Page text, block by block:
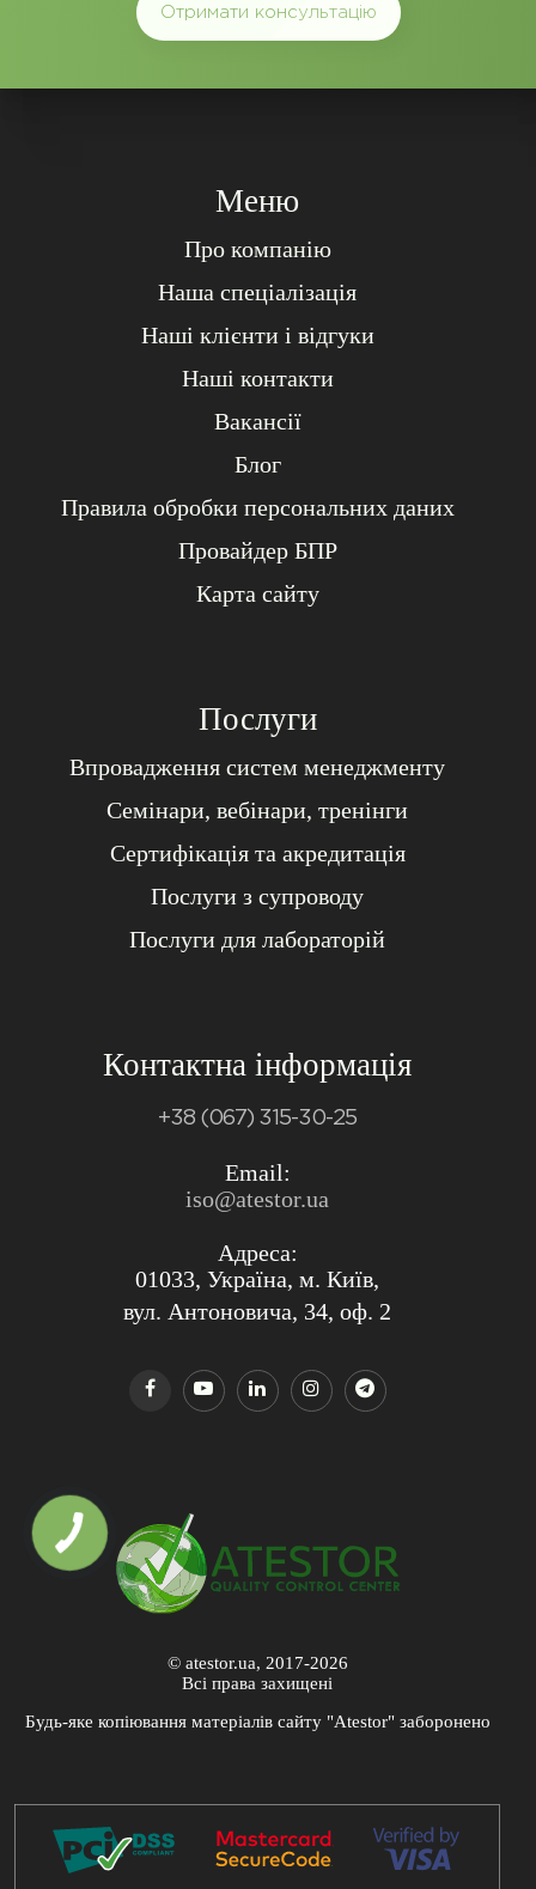
Отримати консультацію
Меню
Про компанію
Наша спеціалізація
Наші клієнти і відгуки
Наші контакти
Вакансії
Блог
Правила обробки персональних даних
Провайдер БПР
Карта сайту
Послуги
Впровадження систем менеджменту
Семінари, вебінари, тренінги
Сертифікація та акредитація
Послуги з супроводу
Послуги для лабораторій
Контактна інформація
+38 (067) 315-30-25
Email:
iso@atestor.ua
Адреса:
01033, Україна, м. Київ,
вул. Антоновича, 34, оф. 2
© atestor.ua, 2017-2026
Всі права захищені
Будь-яке копіювання матеріалів сайту "Atestor" заборонено